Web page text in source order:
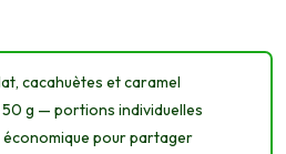
cacahuètes et caramel
50 g — portions individuelles
pour partager